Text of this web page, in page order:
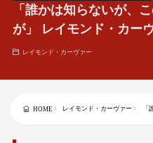
「誰かは知らないが、
が」 レイモンド・カー
レイモンド・カーヴァー
HOME レイモンド・カーヴァー 「